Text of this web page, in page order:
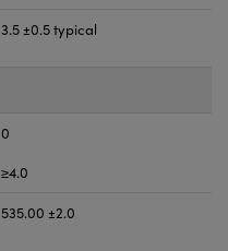
3.5 ±0.5 typical
0
≥4.0
535.00 ±2.0